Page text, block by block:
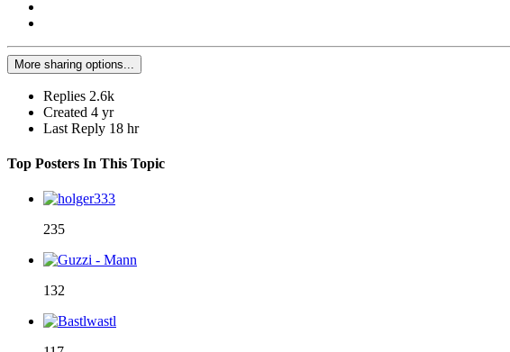
More sharing options...
Replies 2.6k
Created 4 yr
Last Reply 18 hr
Top Posters In This Topic
235
132